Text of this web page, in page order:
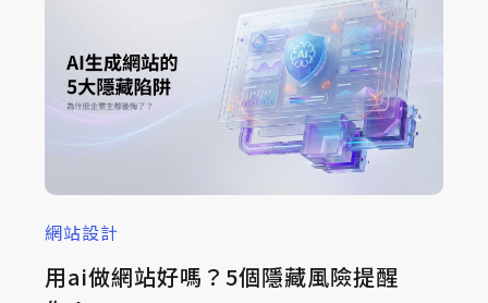
網站設計
用ai做網站好嗎？5個隱藏風險提醒